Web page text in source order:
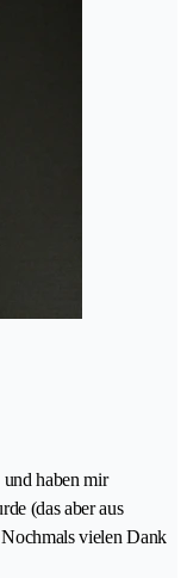
und haben mir
(das aber aus
vielen Dank